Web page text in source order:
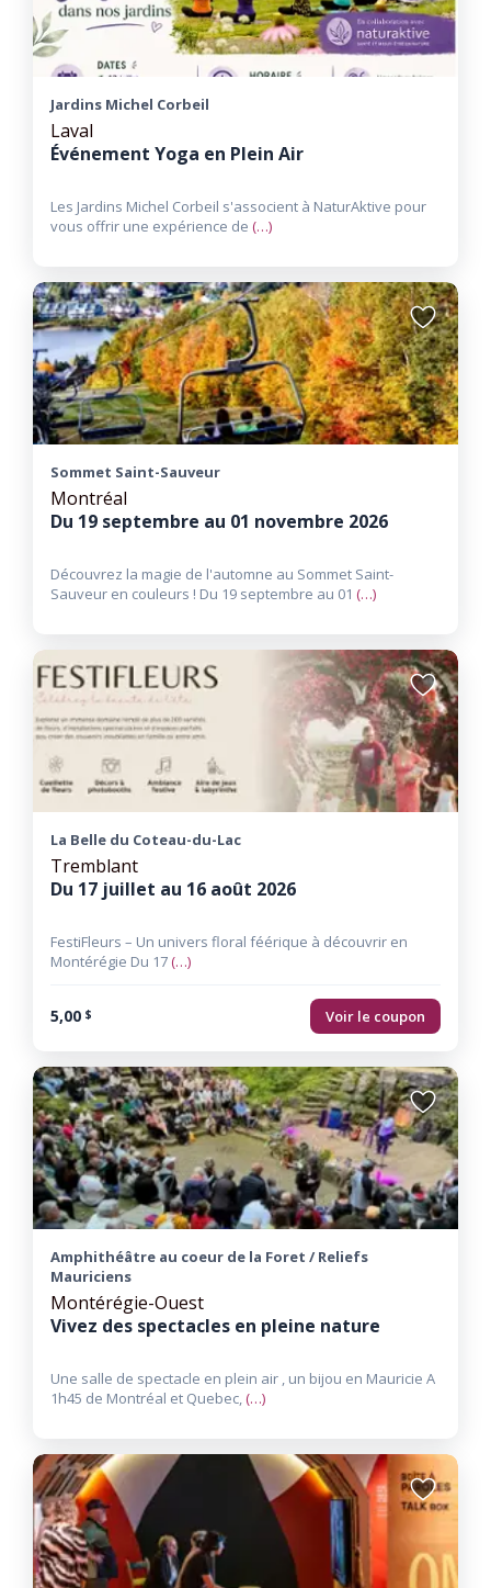
Jardins Michel Corbeil
Laval
Événement Yoga en Plein Air
Les Jardins Michel Corbeil s'associent à NaturAktive pour
vous offrir une expérience de (…)
Ajouter
aux
favoris
Sommet Saint-Sauveur
Montréal
Du 19 septembre au 01 novembre 2026
Découvrez la magie de l'automne au Sommet Saint-
Sauveur en couleurs ! Du 19 septembre au 01 (…)
Ajouter
aux
favoris
La Belle du Coteau-du-Lac
Tremblant
Du 17 juillet au 16 août 2026
FestiFleurs – Un univers floral féérique à découvrir en
Montérégie Du 17(…)
5,00 $ Voir le coupon
Ajouter
aux
favoris
Amphithéâtre au coeur de la Foret / Reliefs
Mauriciens
Montérégie-Ouest
Vivez des spectacles en pleine nature
Une salle de spectacle en plein air , un bijou en Mauricie A
1h45 de Montréal et Quebec, (…)
Ajouter
aux